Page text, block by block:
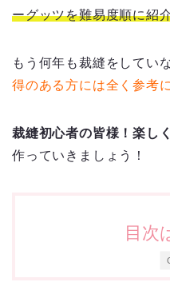
ーグッツを難易度順に紹
もう何年も裁縫をしてい
得のある方には全く参考
裁縫初心者の皆様！楽し
作っていきましょう！
目次